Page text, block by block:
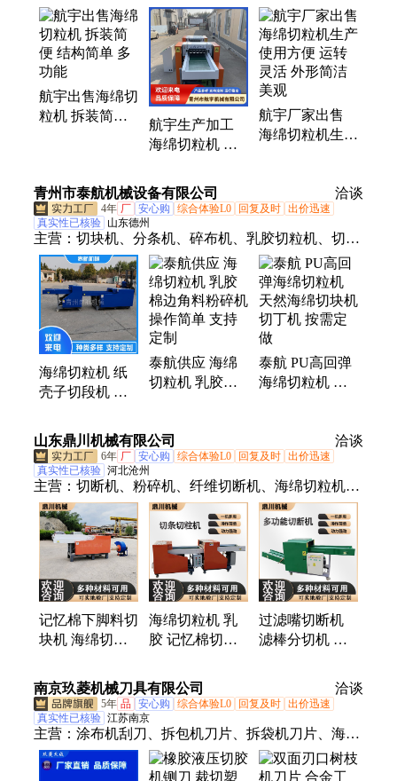
切块机、海绵切粒机、纤维剪切机、自动碎纸机、乳
胶切丁机、大型碎布机、大型碎纸机、布料破碎机、
布料碎布机、旧衣服剪切机、布条纸张破碎机、多功
能粉碎机
航宇出售海绵切
粒机 拆装简便
航宇生产加工
海绵切粒机 运
稳 工作效率较
高
航宇厂家出售
海绵切粒机生产
青州市泰航机械设备有限公司 洽谈
4年 厂 安心购 综合体验L0 回复及时 出价迅速
真实性已核验 山东德州
主营： 切块机、分条机、碎布机、乳胶切粒机、切麻
机、切纸机、切割机、乳胶棉、破碎机、切断机、短
切机、破布机、粉碎机、碎布设备、切断设备、布条
粉碎设备、报纸纸盒切丝机
海绵切粒机 纸
壳子切段机 乳
机 耐磨性好 控
制灵敏
泰航供应 海绵
切粒机 乳胶棉
定制
泰航 PU高回弹
海绵切粒机 天
山东鼎川机械有限公司 洽谈
6年 厂 安心购 综合体验L0 回复及时 出价迅速
真实性已核验 河北沧州
主营： 切断机、粉碎机、纤维切断机、海绵切粒机、
碎布机、碎纸机、短切机、破碎机、分条机、滚筒
筛、磨刀机、风机、充棉机、混料仓、打包机、撕碎
记忆棉下脚料切
块机 海绵切粒
机 一键启动
海绵切粒机 乳
胶 记忆棉切块
制灵敏 可搭配
生产线
过滤嘴切断机
滤棒分切机 海
误差小 产量大
南京玖菱机械刀具有限公司 洽谈
5年 品 安心购 综合体验L0 回复及时 出价迅速
真实性已核验 江苏南京
主营： 涂布机刮刀、拆包机刀片、拆袋机刀片、海绵
颗粒刀片、撕碎机刀片、分切机刀片、吨袋破包刀、
剪板机刀片、剪切机刀片、横切机刀片、制袋机刀